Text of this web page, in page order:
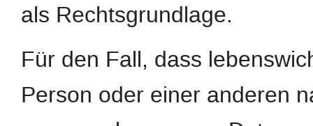
als Rechtsgrundlage.
Für den Fall, dass
Person oder einer anderen